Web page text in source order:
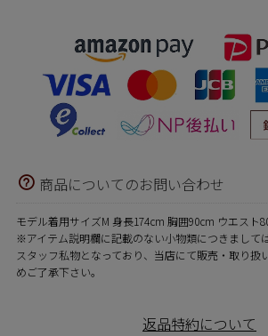
商品についてのお問い合わせ
モデル着用サイズM 身長174cm 胸囲90cm ウエスト
※アイテム説明欄に記載のない小物類につきまして
スタッフ私物となっており、当店にて販売・取り扱
めご了承下さい。
返品特約について